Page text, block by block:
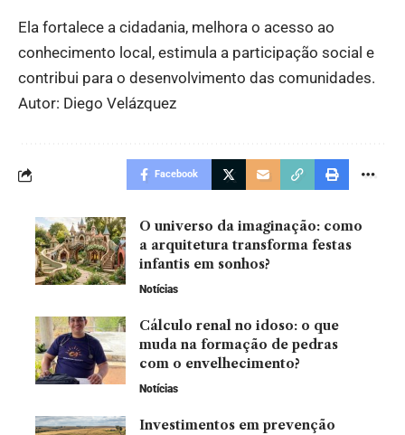
Ela fortalece a cidadania, melhora o acesso ao
conhecimento local, estimula a participação social e
contribui para o desenvolvimento das comunidades.
Autor: Diego Velázquez
Facebook
O universo da imaginação: como
a arquitetura transforma festas
infantis em sonhos?
Notícias
Cálculo renal no idoso: o que
muda na formação de pedras
com o envelhecimento?
Notícias
Investimentos em prevenção